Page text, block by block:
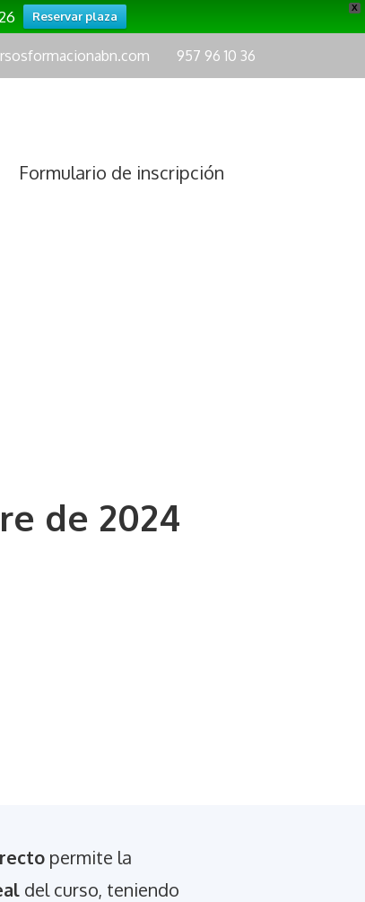
X
Reservar plaza
957 96 10 36
Formulario de inscripción
de 2024
permite la
del curso, teniendo